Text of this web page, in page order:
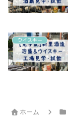
ウイスキー
ホーム